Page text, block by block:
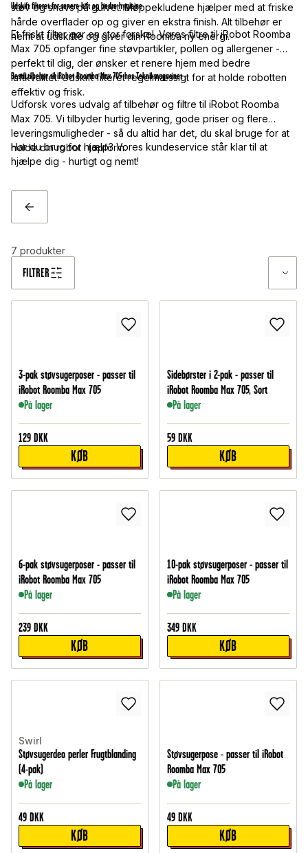
støv og snavs på gulvet. Moppekludene hjælper med at friske
hårde overflader op og giver en ekstra finish. Alt tilbehør er
nemt at udskifte og giver din Roomba ny energi.
Udskift filteret for renere luft og bedre hygiejne
Et friskt filter gør en stor forskel. Vores filtre til iRobot Roomba
Max 705 opfanger fine støvpartikler, pollen og allergener -
perfekt til dig, der ønsker et renere hjem med bedre
luftkvalitet. Udskift filteret regelmæssigt for at holde robotten
effektiv og frisk.
Bestil tilbehør til iRobot Roomba Max 705 hos Teknikmagasinet
Udforsk vores udvalg af tilbehør og filtre til iRobot Roomba
Max 705. Vi tilbyder hurtig levering, gode priser og flere
leveringsmuligheder - så du altid har det, du skal bruge for at
holde din robot i topform.
Har du brug for hjælp? Vores kundeservice står klar til at
hjælpe dig - hurtigt og nemt!
TILBAGE
FILTRER
7 produkter
3-pak støvsugerposer - passer til
iRobot Roomba Max 705
På lager
129 DKK
KØB
Sidebørster i 2-pak - passer til
iRobot Roomba Max 705, Sort
På lager
59 DKK
KØB
6-pak støvsugerposer - passer til
iRobot Roomba Max 705
På lager
239 DKK
KØB
10-pak støvsugerposer - passer til
iRobot Roomba Max 705
På lager
349 DKK
KØB
Swirl
Støvsugerdeo perler Frugtblanding
(4-pak)
På lager
49 DKK
KØB
Støvsugerpose - passer til iRobot
Roomba Max 705
På lager
49 DKK
KØB